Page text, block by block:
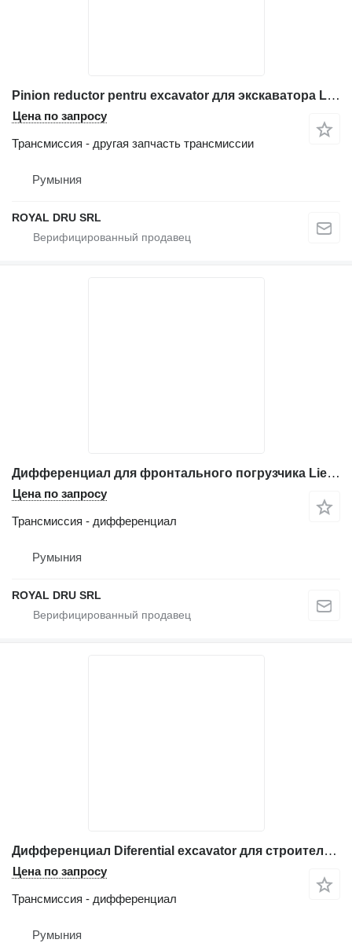
Pinion reductor pentru excavator для экскаватора Liebherr R926
Цена по запросу
Трансмиссия - другая запчасть трансмиссии
Румыния
ROYAL DRU SRL
Дифференциал для фронтального погрузчика Liebherr L566
Цена по запросу
Трансмиссия - дифференциал
Румыния
ROYAL DRU SRL
Дифференциал Diferential excavator для строительной техники Liebherr A924
Цена по запросу
Трансмиссия - дифференциал
Румыния